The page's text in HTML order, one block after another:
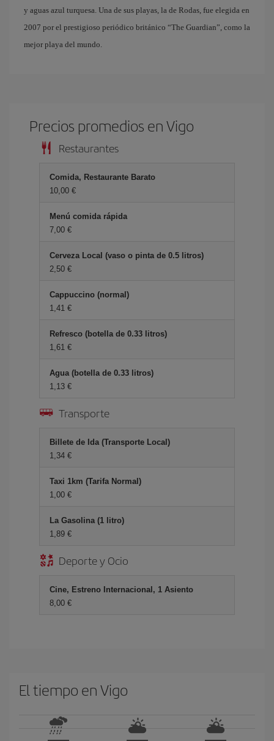
y aguas azul turquesa. Una de sus playas, la de Rodas, fue elegida en
2007 por el prestigioso periódico británico “The Guardian”, como la
mejor playa del mundo.
Precios promedios en Vigo
Restaurantes
Comida, Restaurante Barato
10,00 €
Menú comida rápida
7,00 €
Cerveza Local (vaso o pinta de 0.5 litros)
2,50 €
Cappuccino (normal)
1,41 €
Refresco (botella de 0.33 litros)
1,61 €
Agua (botella de 0.33 litros)
1,13 €
Transporte
Billete de Ida (Transporte Local)
1,34 €
Taxi 1km (Tarifa Normal)
1,00 €
La Gasolina (1 litro)
1,89 €
Deporte y Ocio
Cine, Estreno Internacional, 1 Asiento
8,00 €
El tiempo en Vigo